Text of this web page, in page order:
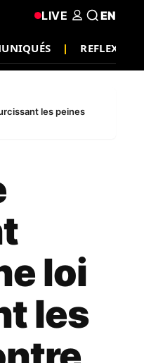
LIVE EN
les peines
loi
les